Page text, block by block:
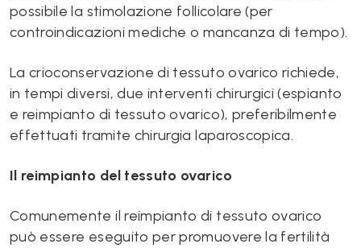
possibile la stimolazione follicolare (per
controindicazioni mediche o mancanza di tempo).
La crioconservazione di tessuto ovarico richiede,
in tempi diversi, due interventi chirurgici (espianto
e reimpianto di tessuto ovarico), preferibilmente
effettuati tramite chirurgia laparoscopica.
Il reimpianto del tessuto ovarico
Comunemente il reimpianto di tessuto ovarico
può essere eseguito per promuovere la fertilità